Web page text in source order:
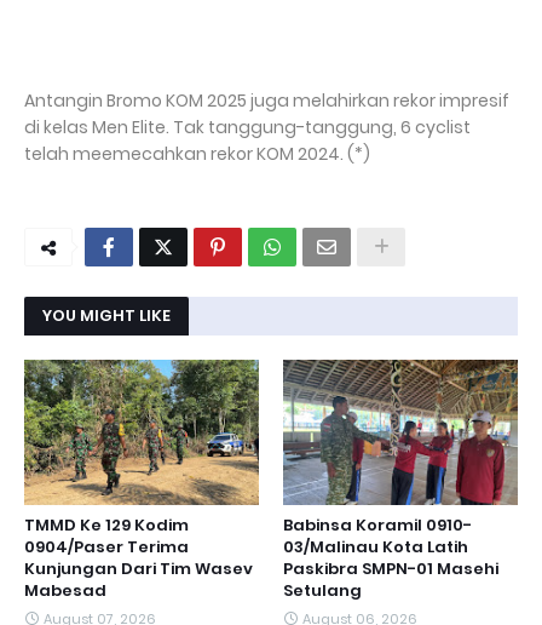
Antangin Bromo KOM 2025 juga melahirkan rekor impresif
di kelas Men Elite. Tak tanggung-tanggung, 6 cyclist
telah meemecahkan rekor KOM 2024. (*)
YOU MIGHT LIKE
TMMD Ke 129 Kodim
0904/Paser Terima
Kunjungan Dari Tim Wasev
Mabesad
August 07, 2026
Babinsa Koramil 0910-
03/Malinau Kota Latih
Paskibra SMPN-01 Masehi
Setulang
August 06, 2026